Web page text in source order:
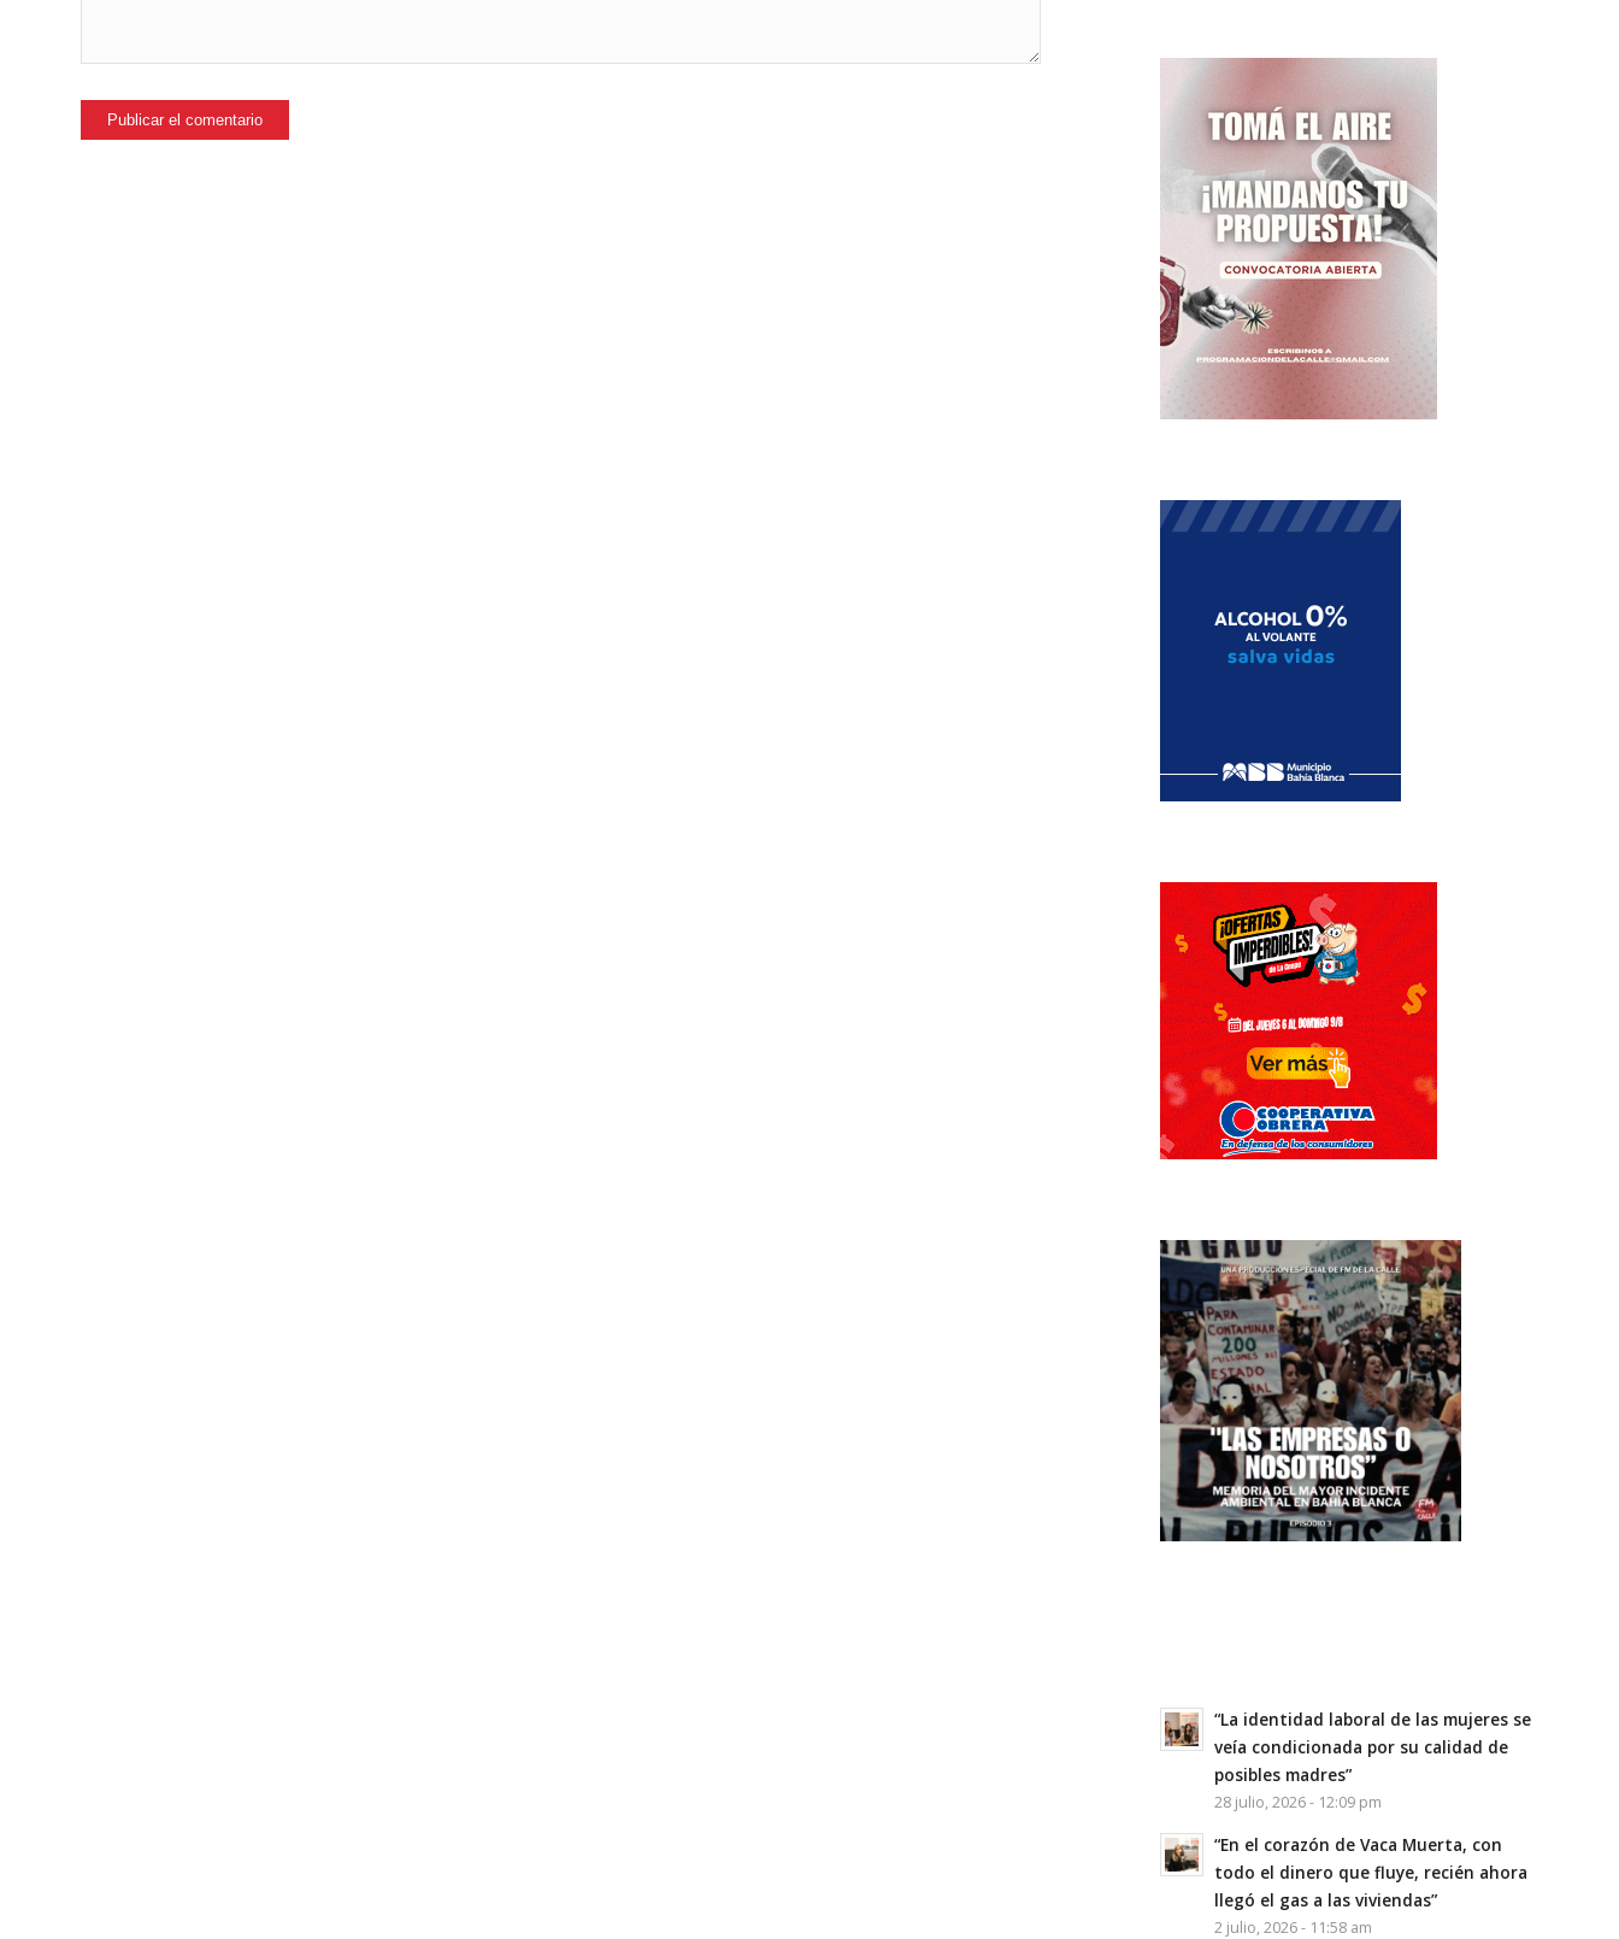
“La identidad laboral de las mujeres se
veía condicionada por su calidad de
posibles madres”
28 julio, 2026 - 12:09 pm
“En el corazón de Vaca Muerta, con
todo el dinero que fluye, recién ahora
llegó el gas a las viviendas”
2 julio, 2026 - 11:58 am